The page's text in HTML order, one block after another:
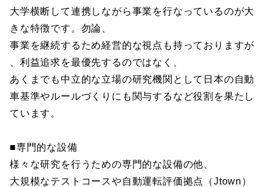
大学横断して連携しながら事業を行なっているのが大
きな特徴です。勿論、
事業を継続するため経営的な視点も持っておりますが
、利益追求を最優先するのではなく、
あくまでも中立的な立場の研究機関として日本の自動
車基準やルールづくりにも関与するなど役割を果たし
ています。
■専門的な設備
様々な研究を行うための専門的な設備の他、
大規模なテストコースや自動運転評価拠点（Jtown）